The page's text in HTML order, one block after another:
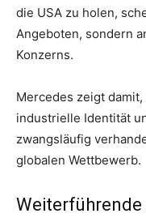
die USA zu holen,
Angeboten, sondern
Konzerns.
Mercedes zeigt
industrielle Identität
zwangsläufig
globalen Wettbewerb.
Weiterführende